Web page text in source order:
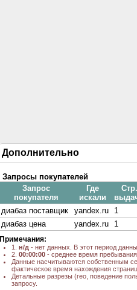
Дополнительно
Запросы покупателей
Запрос
покупателя
Где
искали
Стр.
диабаз поставщик
yandex.ru
1
диабаз цена
yandex.ru 1
Примечания:
1. н/д - нет данных. В этот период
2. 00:00:00 - среднее время
Данные насчитываются собственным
фактическое время нахождения
Детальные разрезы (гео, поведение
запросу.